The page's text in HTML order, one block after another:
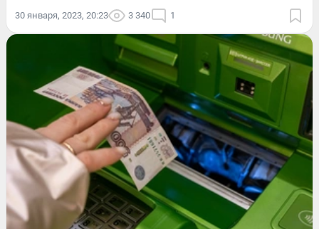
30 января, 2023, 20:23 3 340 1